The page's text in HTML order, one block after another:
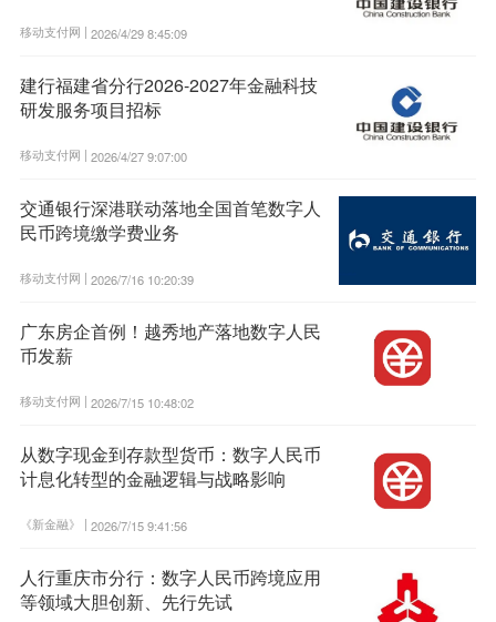
移动支付网 | 2026/4/29 8:45:09
建行福建省分行2026-2027年金融科技
研发服务项目招标
移动支付网 | 2026/4/27 9:07:00
交通银行深港联动落地全国首笔数字人
民币跨境缴学费业务
移动支付网 | 2026/7/16 10:20:39
广东房企首例！越秀地产落地数字人民
币发薪
移动支付网 | 2026/7/15 10:48:02
从数字现金到存款型货币：数字人民币
计息化转型的金融逻辑与战略影响
《新金融》 | 2026/7/15 9:41:56
人行重庆市分行：数字人民币跨境应用
等领域大胆创新、先行先试